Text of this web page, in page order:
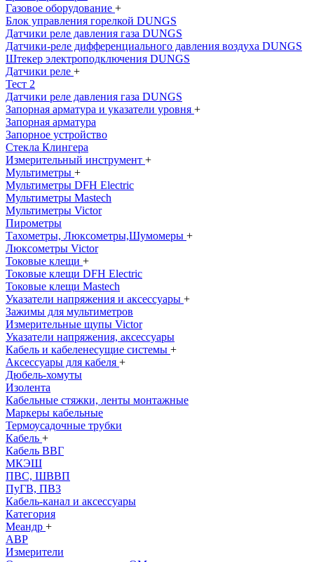
Газовое оборудование +
Блок управления горелкой DUNGS
Датчики реле давления газа DUNGS
Датчики-реле дифференциального давления воздуха DUNGS
Штекер электроподключения DUNGS
Датчики реле +
Тест 2
Датчики реле давления газа DUNGS
Запорная арматура и указатели уровня +
Запорная арматура
Запорное устройство
Стекла Клингера
Измерительный инструмент +
Мультиметры +
Мультиметры DFH Electric
Мультиметры Mastech
Мультиметры Victor
Пирометры
Тахометры, Люксометры,Шумомеры +
Люксометры Victor
Токовые клещи +
Токовые клещи DFH Electric
Токовые клещи Mastech
Указатели напряжения и аксессуары +
Зажимы для мультиметров
Измерительные щупы Victor
Указатели напряжения, аксессуары
Кабель и кабеленесущие системы +
Аксессуары для кабеля +
Дюбель-хомуты
Изолента
Кабельные стяжки, ленты монтажные
Маркеры кабельные
Термоусадочные трубки
Кабель +
Кабель ВВГ
МКЭШ
ПВС, ШВВП
ПуГВ, ПВ3
Кабель-канал и аксессуары
Категория
Меандр +
АВР
Измерители